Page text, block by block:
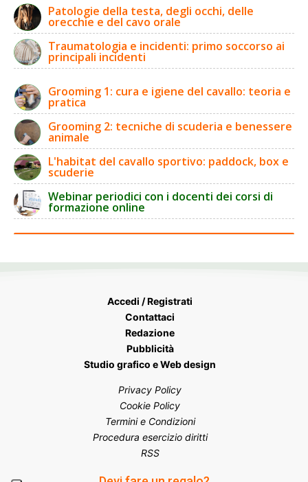
Patologie della testa, degli occhi, delle
orecchie e del cavo orale
Traumatologia e incidenti: primo soccorso ai
principali incidenti
Grooming 1: cura e igiene del cavallo: teoria e
pratica
Grooming 2: tecniche di scuderia e benessere
animale
L'habitat del cavallo sportivo: paddock, box e
scuderie
Webinar periodici con i docenti dei corsi di
formazione online
Accedi / Registrati
Contattaci
Redazione
Pubblicità
Studio grafico e Web design
Privacy Policy
Cookie Policy
Termini e Condizioni
Procedura esercizio diritti
RSS